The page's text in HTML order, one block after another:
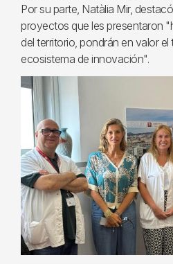
Por su parte, Natàlia Mir,
proyectos que les presentaron
del territorio, pondrán en valor el
ecosistema de innovación".